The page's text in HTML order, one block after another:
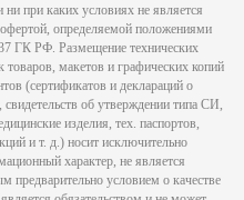
ни при каких условиях не является
определяемой положениями
ГК РФ. Размещение технических
товаров, макетов и графических копий
(сертификатов и деклараций о
свидетельств об утверждении типа СИ,
изделия, тех. паспортов,
и т. д.) носит исключительно
характер, не является
предварительно условием о качестве